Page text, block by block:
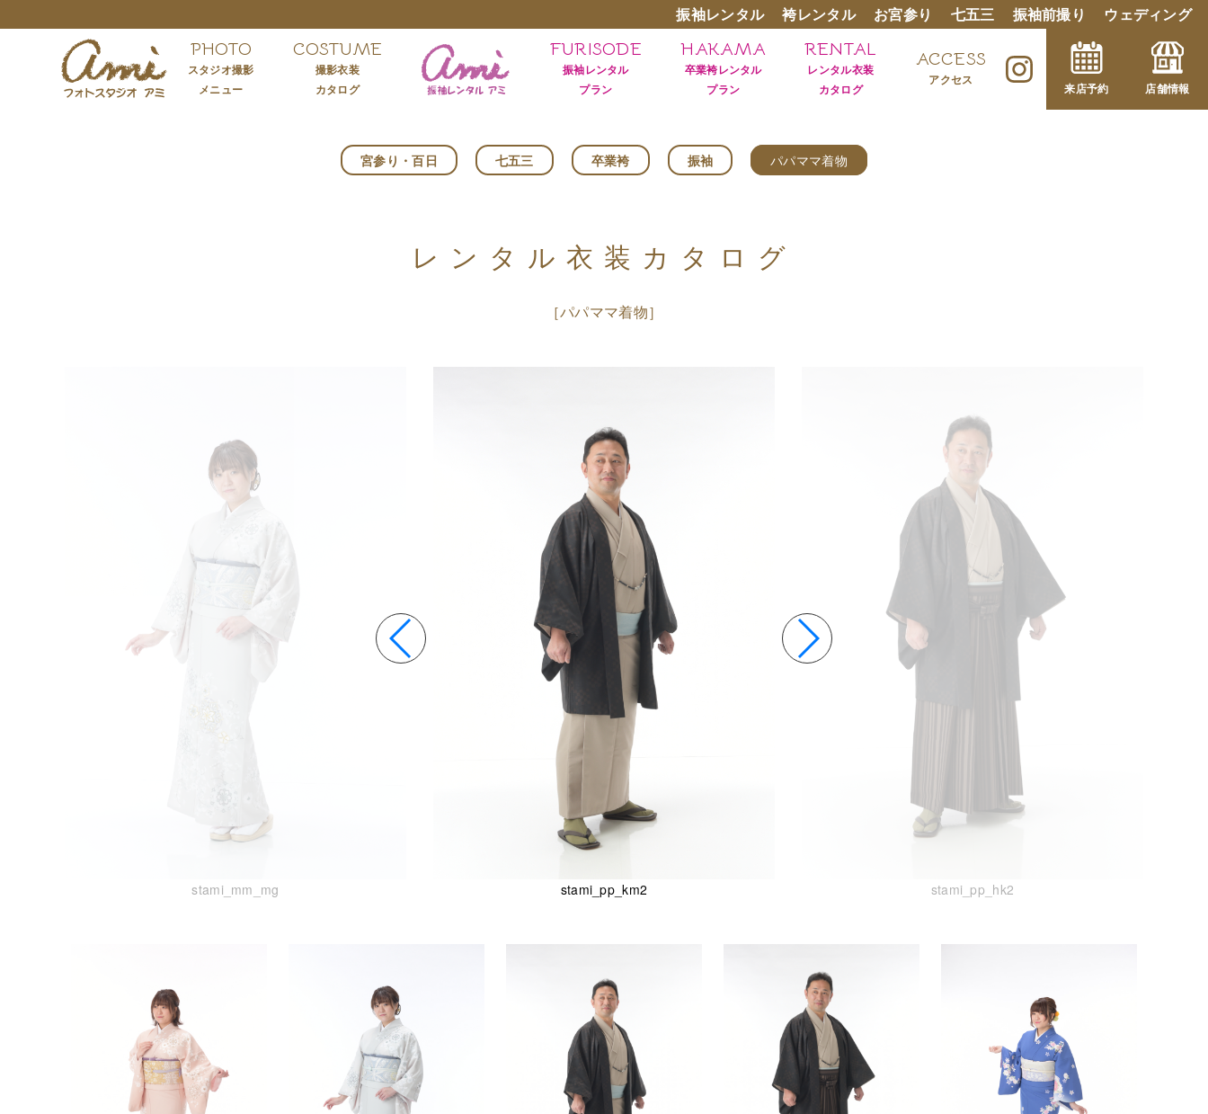
振袖レンタル 袴レンタル お宮参り 七五三 振袖前撮り ウェディング
PHOTO
スタジオ撮影
メニュー
COSTUME
撮影衣装
カタログ
FURISODE
振袖レンタル
プラン
HAKAMA
卒業袴レンタル
プラン
RENTAL
レンタル衣装
カタログ
ACCESS
アクセス
来店予約 店舗情報
宮参り・百日 七五三 卒業袴 振袖 パパママ着物
レンタル衣装カタログ
［パパママ着物］
stami_mm_mg stami_pp_km2 stami_pp_hk2